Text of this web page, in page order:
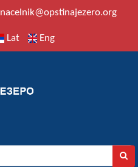
nacelnik@opstinajezero.org
Lat Eng